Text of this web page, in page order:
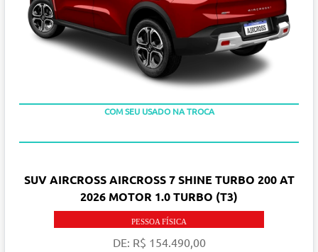
SUV AIRCROSS AIRCROSS 7 SHINE TURBO 200 AT
2026 MOTOR 1.0 TURBO (T3)
PESSOA FÍSICA
DE: R$ 154.490,00